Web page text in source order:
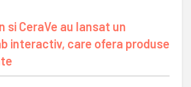
si CeraVe au lansat un
interactiv, care ofera produse